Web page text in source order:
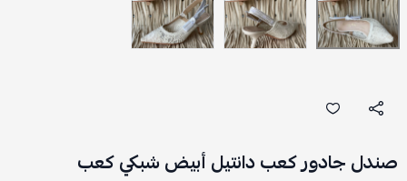
صندل جادور كعب دانتيل أبيض شبكي كعب